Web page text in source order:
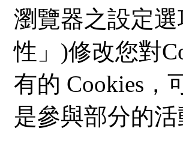
瀏覽器之設定
性」)修改您對
有的 Cookies，
是參與部分的活